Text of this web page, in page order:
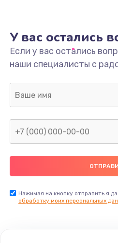
У вас остались
Если у вас остались
наши специалисты с
Нажимая на кнопку отправить я
обработку моих персональных